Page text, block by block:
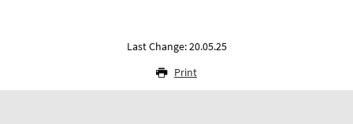
Last Change: 20.05.25
Print